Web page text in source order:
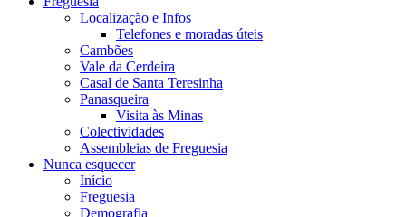
Localização e Infos
Telefones e moradas úteis
Cambões
Vale da Cerdeira
Casal de Santa Teresinha
Panasqueira
Visita às Minas
Colectividades
Assembleias de Freguesia
Nunca esquecer
Início
Freguesia
Demografia